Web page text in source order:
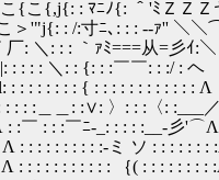
{: ＾'ﾐＺＺＺヤへ
ﾆ､: : : --ｧ'' ＼＼⌒
: : ｀ｧﾐ===从=彡ｲ:
: : {: : :￣￣: : :/ :
: : { : : : : : : : : : : :
＿: :∨: 〉: : :〈:
:￣ﾆ-_: : : : :__-彡
: : : : :-ミ ソ : : : : : :
: : : : : : ｛( : : : : : : :